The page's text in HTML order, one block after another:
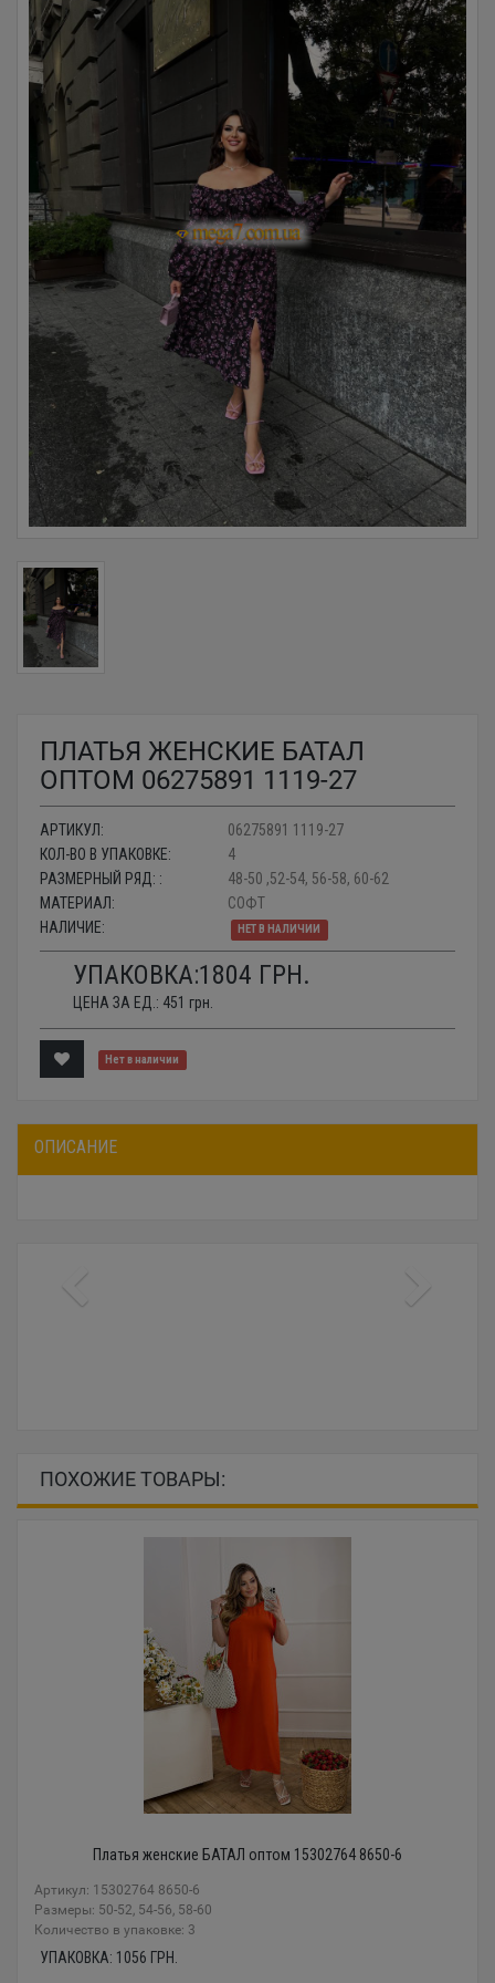
ПЛАТЬЯ ЖЕНСКИЕ БАТАЛ
ОПТОМ 06275891 1119-27
АРТИКУЛ:
06275891 1119-27
КОЛ-ВО В УПАКОВКЕ:
4
РАЗМЕРНЫЙ РЯД: :
48-50 ,52-54, 56-58, 60-62
МАТЕРИАЛ:
СОФТ
НАЛИЧИЕ:
НЕТ В НАЛИЧИИ
УПАКОВКА:1804 ГРН.
ЦЕНА ЗА ЕД.: 451 грн.
Нет в наличии
ОПИСАНИЕ
ПОХОЖИЕ ТОВАРЫ:
Платья женские БАТАЛ оптом 15302764 8650-6
Артикул: 15302764 8650-6
Размеры: 50-52, 54-56, 58-60
Количество в упаковке: 3
УПАКОВКА: 1056 ГРН.